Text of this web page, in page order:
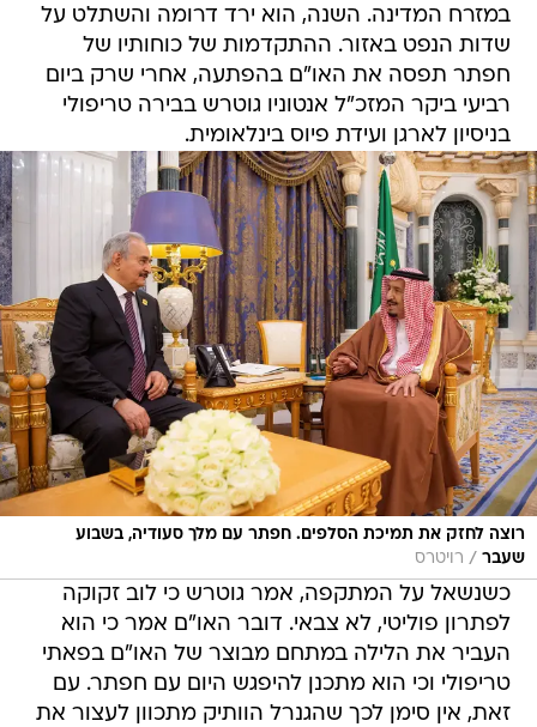
במזרח המדינה. השנה, הוא ירד דרומה והשתלט על
שדות הנפט באזור. ההתקדמות של כוחותיו של
חפתר תפסה את האו"ם בהפתעה, אחרי שרק ביום
רביעי ביקר המזכ"ל אנטוניו גוטרש בבירה טריפולי
בניסיון לארגן ועידת פיוס בינלאומית.
רוצה לחזק את תמיכת הסלפים. חפתר עם מלך סעודיה, בשבוע
שעבר / רויטרס
כשנשאל על המתקפה, אמר גוטרש כי לוב זקוקה
לפתרון פוליטי, לא צבאי. דובר האו"ם אמר כי הוא
העביר את הלילה במתחם מבוצר של האו"ם בפאתי
טריפולי וכי הוא מתכנן להיפגש היום עם חפתר. עם
זאת, אין סימן לכך שהגנרל הוותיק מתכוון לעצור את